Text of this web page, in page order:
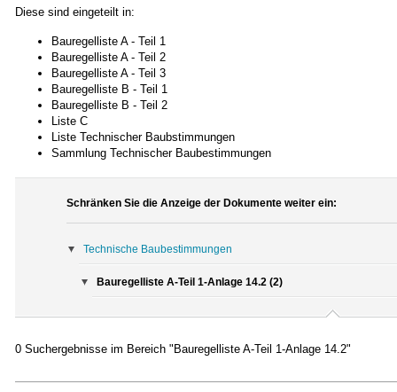
Diese sind eingeteilt in:
Bauregelliste A - Teil 1
Bauregelliste A - Teil 2
Bauregelliste A - Teil 3
Bauregelliste B - Teil 1
Bauregelliste B - Teil 2
Liste C
Liste Technischer Baubstimmungen
Sammlung Technischer Baubestimmungen
Schränken Sie die Anzeige der Dokumente weiter ein:
Technische Baubestimmungen
Bauregelliste A-Teil 1-Anlage 14.2 (2)
0 Suchergebnisse im Bereich "Bauregelliste A-Teil 1-Anlage 14.2"